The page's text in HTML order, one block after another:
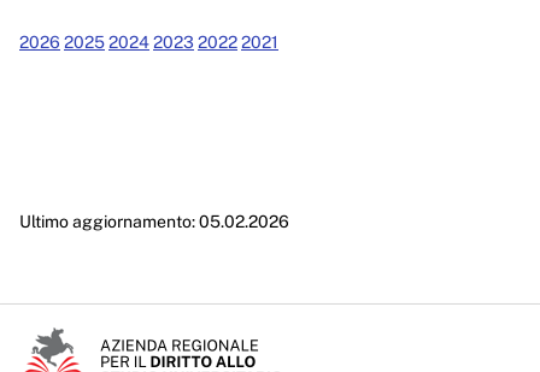
Provvedimenti dirigenti amministrativi
Bandi di gara e contratti
Sovvenzioni, contributi, sussidi, vantaggi economici
2026 202520242023 20222021
Ultimo aggiornamento: 05.02.2026